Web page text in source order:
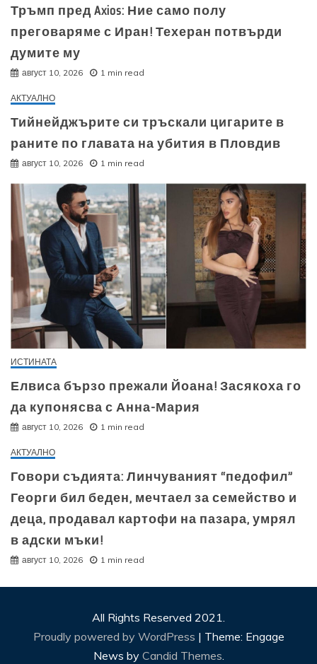
Тръмп пред Axios: Ние само полу
преговаряме с Иран! Техеран потвърди
думите му
август 10, 2026 1 min read
АКТУАЛНО
Тийнейджърите си тръскали цигарите в
раните по главата на убития в Пловдив
август 10, 2026 1 min read
ИСТИНАТА
Елвиса бързо прежали Йоана! Засякоха го
да купонясва с Анна-Мария
август 10, 2026 1 min read
АКТУАЛНО
Говори съдията: Линчуваният “педофил”
Георги бил беден, мечтаел за семейство и
деца, продавал картофи на пазара, умрял
в адски мъки!
август 10, 2026 1 min read
All Rights Reserved 2021.
Proudly powered by WordPress | Theme: Engage
News by Candid Themes.